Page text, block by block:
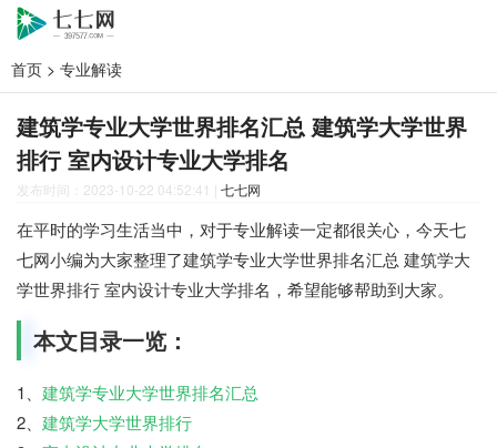
首页 > 专业解读
建筑学专业大学世界排名汇总 建筑学大学世界
排行 室内设计专业大学排名
发布时间：2023-10-22 04:52:41 | 七七网
在平时的学习生活当中，对于专业解读一定都很关心，今天七
七网小编为大家整理了建筑学专业大学世界排名汇总 建筑学大
学世界排行 室内设计专业大学排名，希望能够帮助到大家。
本文目录一览：
1、 建筑学专业大学世界排名汇总
2、 建筑学大学世界排行